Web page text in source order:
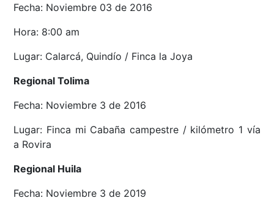
Fecha: Noviembre 03 de 2016
Hora: 8:00 am
Lugar: Calarcá, Quindío / Finca la Joya
Regional Tolima
Fecha: Noviembre 3 de 2016
Lugar: Finca mi Cabaña campestre / kilómetro 1 vía
a Rovira
Regional Huila
Fecha: Noviembre 3 de 2019